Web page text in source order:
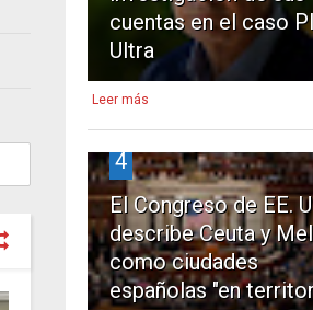
cuentas en el caso
Ultra
Leer más
4
El Congreso de EE.
describe Ceuta y
como ciudades
españolas "en